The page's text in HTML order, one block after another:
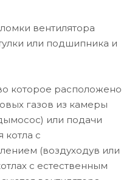
вентилятора
или подшипника и
которое расположено
газов из камеры
или подачи
котла с
(воздуходув или
с естественным